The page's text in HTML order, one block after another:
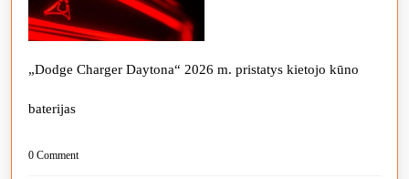
„Dodge Charger Daytona“ 2026 m. pristatys kietojo kūno
baterijas
0 Comment